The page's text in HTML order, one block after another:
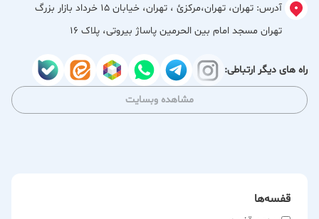
هدف ما ارائه محصولات اصل، باکیفیت و متناسب با نیاز انواع
پوست و مو است تا مشتریان بتوانند با اطمینان خاطر، انتخابی
مناسب و رضایت‌بخش داشته باشند.
ویژگی‌های مجموعه ما:
مناسب برای مصرف شخصی، فروشگاه‌ها و مراکز پخش
آدرس:
تهران، تهران،مركزئ ، تهران، خیابان 15 خرداد بازار بزرگ
تهران مسجد امام بین الحرمین پاساژ بیروتی، پلاک 16
راه های دیگر ارتباطی:
مشاهده وبسایت
قفسه‌ها